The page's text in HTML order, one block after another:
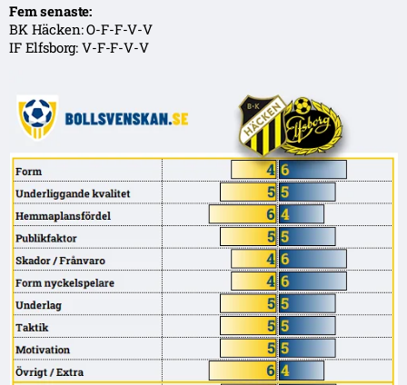
Fem senaste:
BK Häcken: O-F-F-V-V
IF Elfsborg: V-F-F-V-V